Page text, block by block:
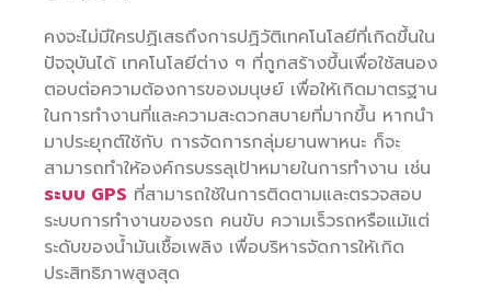
คงจะไม่มีใครปฏิเสธถึงการปฏิวัติเทคโนโลยีที่เกิดขึ้นใน
ปัจจุบันได้ เทคโนโลยีต่าง ๆ ที่ถูกสร้างขึ้นเพื่อใช้สนอง
ตอบต่อความต้องการของมนุษย์ เพื่อให้เกิดมาตรฐาน
ในการทำงานที่และความสะดวกสบายที่มากขึ้น หากนำ
มาประยุกต์ใช้กับ การจัดการกลุ่มยานพาหนะ ก็จะ
สามารถทำให้องค์กรบรรลุเป้าหมายในการทำงาน เช่น
ระบบ GPS ที่สามารถใช้ในการติดตามและตรวจสอบ
ระบบการทำงานของรถ คนขับ ความเร็วรถหรือแม้แต่
ระดับของน้ำมันเชื้อเพลิง เพื่อบริหารจัดการให้เกิด
ประสิทธิภาพสูงสุด